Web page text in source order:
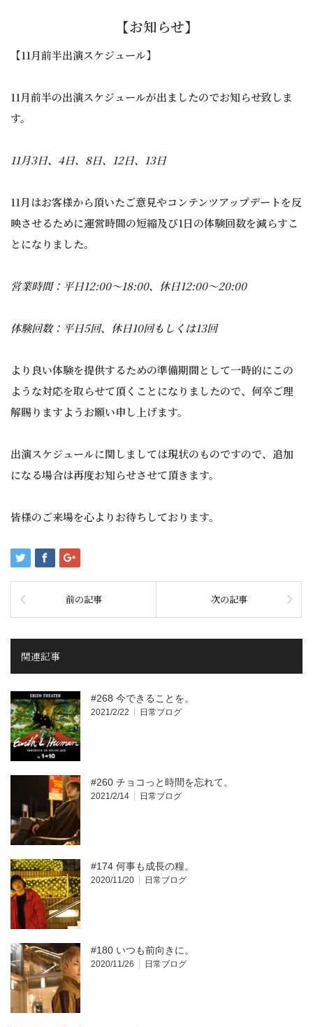
【お知らせ】
【11月前半出演スケジュール】
11月前半の出演スケジュールが出ましたのでお知らせ致しま
す。
11月3日、4日、8日、12日、13日
11月はお客様から頂いたご意見やコンテンツアップデートを反
映させるために運営時間の短縮及び1日の体験回数を減らすこ
とになりました。
営業時間：平日12:00〜18:00、休日12:00〜20:00
体験回数：平日5回、休日10回もしくは13回
より良い体験を提供するための準備期間として一時的にこの
ような対応を取らせて頂くことになりましたので、何卒ご理
解賜りますようお願い申し上げます。
出演スケジュールに関しましては現状のものですので、追加
になる場合は再度お知らせさせて頂きます。
皆様のご来場を心よりお待ちしております。
前の記事 次の記事
関連記事
#268 今できることを。
2021/2/22 日常ブログ
#260 チョコっと時間を忘れて。
2021/2/14 日常ブログ
#174 何事も成長の糧。
2020/11/20 日常ブログ
#180 いつも前向きに。
2020/11/26 日常ブログ